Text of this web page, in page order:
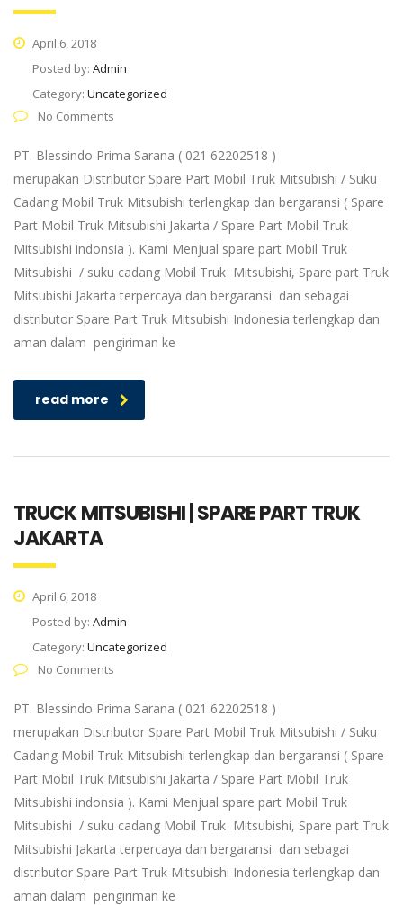
April 6, 2018
Posted by: Admin
Category: Uncategorized
No Comments
PT. Blessindo Prima Sarana ( 021 62202518 )
merupakan Distributor Spare Part Mobil Truk Mitsubishi / Suku
Cadang Mobil Truk Mitsubishi terlengkap dan bergaransi ( Spare
Part Mobil Truk Mitsubishi Jakarta / Spare Part Mobil Truk
Mitsubishi indonsia ). Kami Menjual spare part Mobil Truk
Mitsubishi / suku cadang Mobil Truk Mitsubishi, Spare part Truk
Mitsubishi Jakarta terpercaya dan bergaransi dan sebagai
distributor Spare Part Truk Mitsubishi Indonesia terlengkap dan
aman dalam pengiriman ke
read more
TRUCK MITSUBISHI | SPARE PART TRUK
JAKARTA
April 6, 2018
Posted by: Admin
Category: Uncategorized
No Comments
PT. Blessindo Prima Sarana ( 021 62202518 )
merupakan Distributor Spare Part Mobil Truk Mitsubishi / Suku
Cadang Mobil Truk Mitsubishi terlengkap dan bergaransi ( Spare
Part Mobil Truk Mitsubishi Jakarta / Spare Part Mobil Truk
Mitsubishi indonsia ). Kami Menjual spare part Mobil Truk
Mitsubishi / suku cadang Mobil Truk Mitsubishi, Spare part Truk
Mitsubishi Jakarta terpercaya dan bergaransi dan sebagai
distributor Spare Part Truk Mitsubishi Indonesia terlengkap dan
aman dalam pengiriman ke